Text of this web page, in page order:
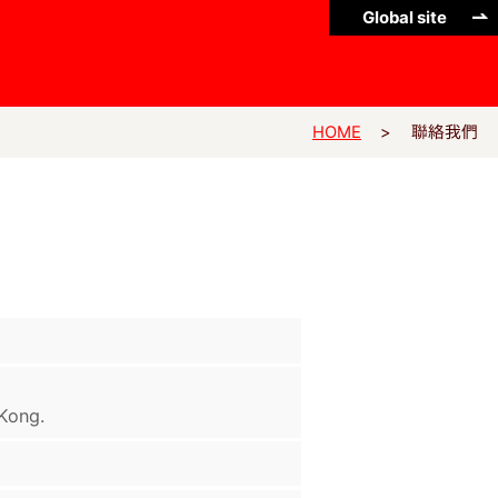
Global site
HOME 聯絡我們